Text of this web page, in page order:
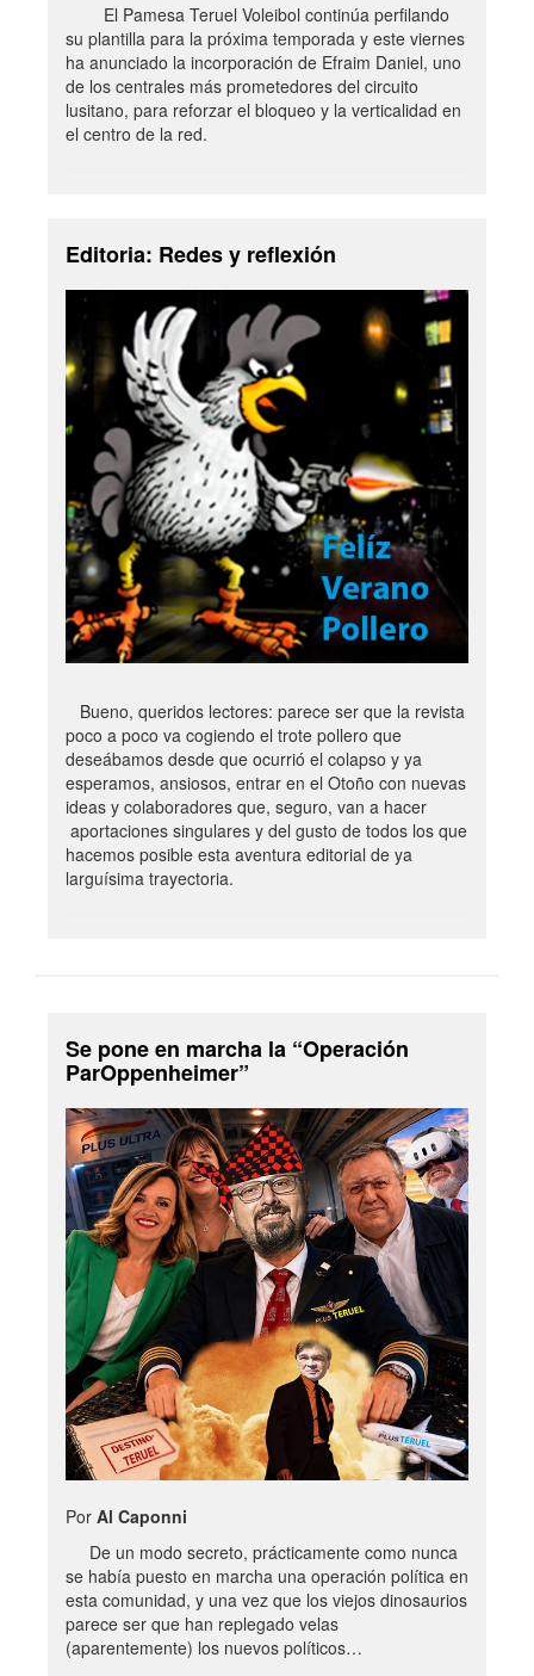
El Pamesa Teruel Voleibol continúa perfilando
su plantilla para la próxima temporada y este viernes
ha anunciado la incorporación de Efraim Daniel, uno
de los centrales más prometedores del circuito
lusitano, para reforzar el bloqueo y la verticalidad en
el centro de la red.
Editoria: Redes y reflexión
Bueno, queridos lectores: parece ser que la revista
poco a poco va cogiendo el trote pollero que
deseábamos desde que ocurrió el colapso y ya
esperamos, ansiosos, entrar en el Otoño con nuevas
ideas y colaboradores que, seguro, van a hacer
aportaciones singulares y del gusto de todos los que
hacemos posible esta aventura editorial de ya
larguísima trayectoria.
Se pone en marcha la “Operación
ParOppenheimer”
Por Al Caponni
De un modo secreto, prácticamente como nunca
se había puesto en marcha una operación política en
esta comunidad, y una vez que los viejos dinosaurios
parece ser que han replegado velas
(aparentemente) los nuevos políticos…